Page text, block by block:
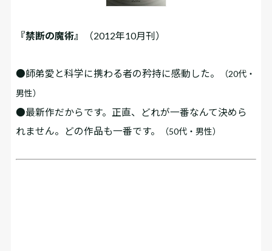
『禁断の魔術』 （2012年10月刊）
●師弟愛と科学に携わる者の矜持に感動した。
（20代・
男性）
●最新作だからです。正直、どれが一番なんて決めら
れません。どの作品も一番です。
（50代・男性）